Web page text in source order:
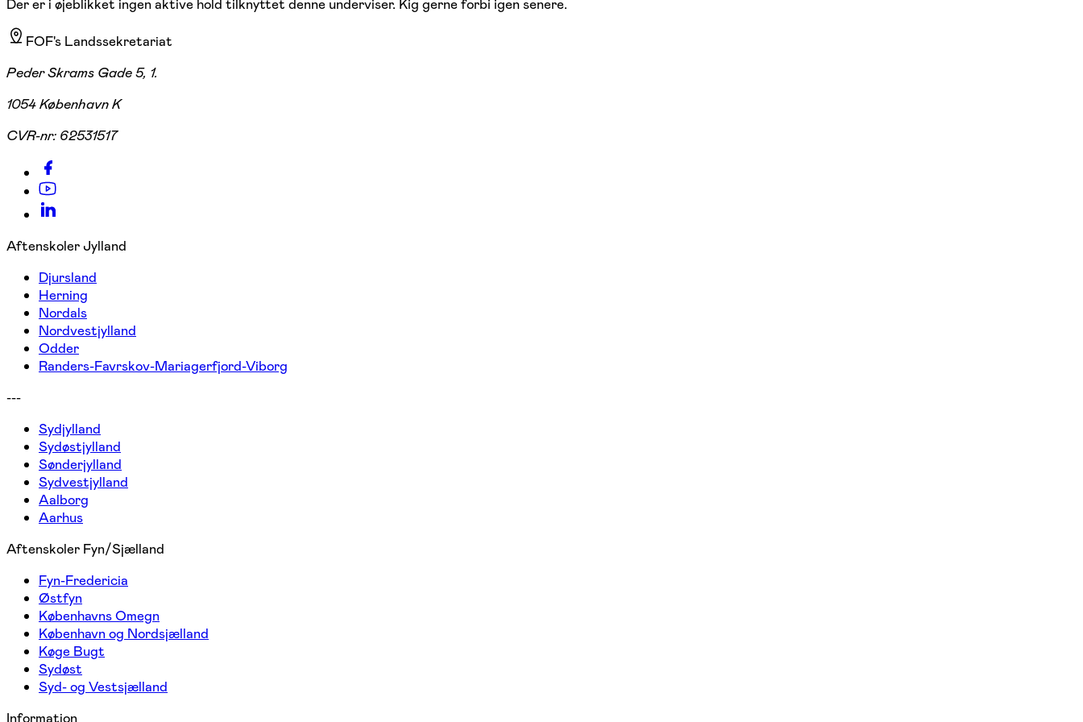
Der er i øjeblikket ingen aktive hold tilknyttet denne underviser. Kig gerne forbi igen senere.
FOF's Landssekretariat
Peder Skrams Gade 5, 1.
1054 København K
CVR-nr: 62531517
Aftenskoler Jylland
Djursland
Herning
Nordals
Nordvestjylland
Odder
Randers-Favrskov-Mariagerfjord-Viborg
---
Sydjylland
Sydøstjylland
Sønderjylland
Sydvestjylland
Aalborg
Aarhus
Aftenskoler Fyn/Sjælland
Fyn-Fredericia
Østfyn
Københavns Omegn
København og Nordsjælland
Køge Bugt
Sydøst
Syd- og Vestsjælland
Information